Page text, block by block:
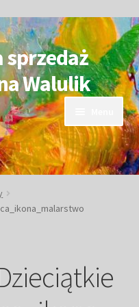
sprzedaż
Walulik